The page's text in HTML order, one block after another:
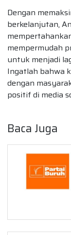
Dengan
berkelanjutan,
mempermudah
untuk menjadi
Ingatlah bahwa
dengan
positif di media
Baca Juga